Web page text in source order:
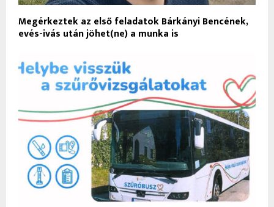
Megérkeztek az első feladatok Bárkányi Bencének,
evés-ivás után jöhet(ne) a munka is